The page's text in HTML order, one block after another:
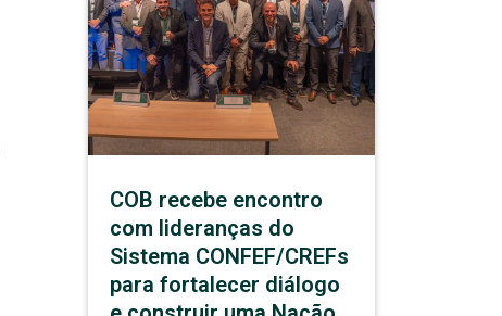
COB recebe encontro
com lideranças do
Sistema CONFEF/CREFs
para fortalecer diálogo